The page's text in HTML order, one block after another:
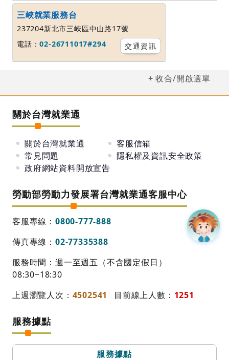
三峽就業服務台
237204新北市三峽區中山路17號
電話：02-26711017#294 交通資訊
收合/開啟選單
關於台灣就業通
關於台灣就業通
客服信箱
常見問題
隱私權及資訊安全政策
政府網站資料開放宣告
勞動部勞動力發展署台灣就業通客服中心
客服專線： 0800-777-888
傳真專線： 02-77335388
服務時間：週一至週五（不含國定假日）
08:30~18:30
上週瀏覽人次： 4502541 目前線上人數： 1251
服務據點
服務據點